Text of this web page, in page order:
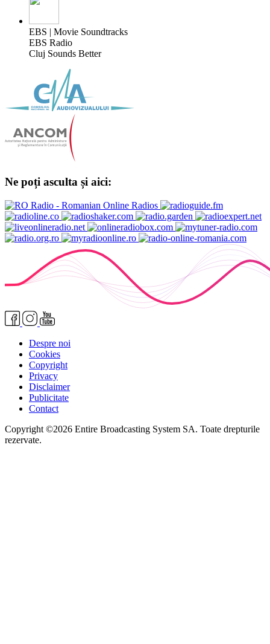
EBS | Movie Soundtracks
EBS Radio
Cluj Sounds Better
Ne poți asculta și aici:
Despre noi
Cookies
Copyright
Privacy
Disclaimer
Publicitate
Contact
Copyright ©2026 Entire Broadcasting System SA. Toate drepturile
rezervate.